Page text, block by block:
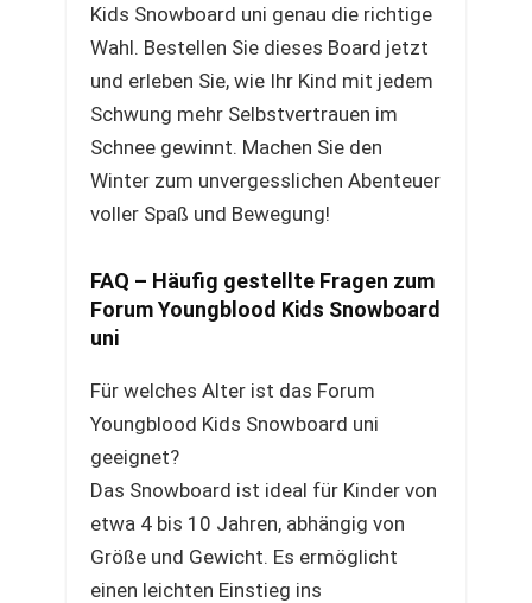
Kids Snowboard uni genau die richtige
Wahl. Bestellen Sie dieses Board jetzt
und erleben Sie, wie Ihr Kind mit jedem
Schwung mehr Selbstvertrauen im
Schnee gewinnt. Machen Sie den
Winter zum unvergesslichen Abenteuer
voller Spaß und Bewegung!
FAQ – Häufig gestellte Fragen zum
Forum Youngblood Kids Snowboard
uni
Für welches Alter ist das Forum
Youngblood Kids Snowboard uni
geeignet?
Das Snowboard ist ideal für Kinder von
etwa 4 bis 10 Jahren, abhängig von
Größe und Gewicht. Es ermöglicht
einen leichten Einstieg ins